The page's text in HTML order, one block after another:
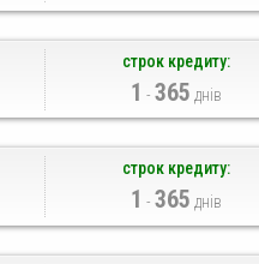
строк кредиту:
1 -365 днів
строк кредиту:
1 -365 днів